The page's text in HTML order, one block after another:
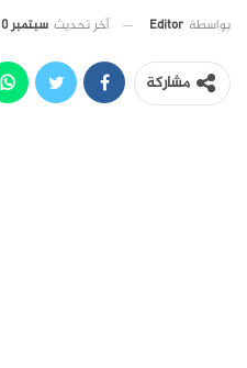
بواسطة Editor آخر تحديث سبتمبر 10, 2025
مشاركة